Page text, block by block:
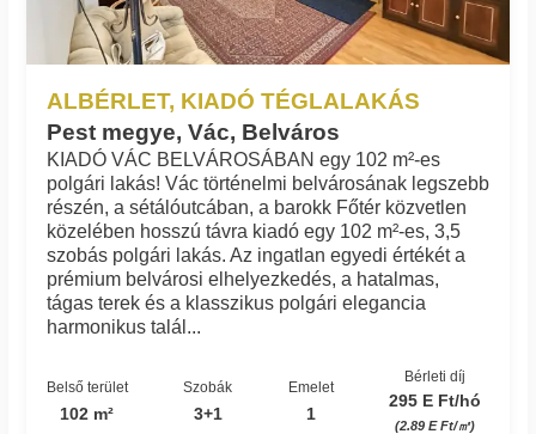
ALBÉRLET, KIADÓ TÉGLALAKÁS
Pest megye, Vác, Belváros
KIADÓ VÁC BELVÁROSÁBAN egy 102 m²-es
polgári lakás! Vác történelmi belvárosának legszebb
részén, a sétálóutcában, a barokk Főtér közvetlen
közelében hosszú távra kiadó egy 102 m²-es, 3,5
szobás polgári lakás. Az ingatlan egyedi értékét a
prémium belvárosi elhelyezkedés, a hatalmas,
tágas terek és a klasszikus polgári elegancia
harmonikus talál...
Belső terület
102 m²
Szobák
3+1
Emelet
1
Bérleti díj
295 E Ft/hó
(2.89 E Ft/㎡)